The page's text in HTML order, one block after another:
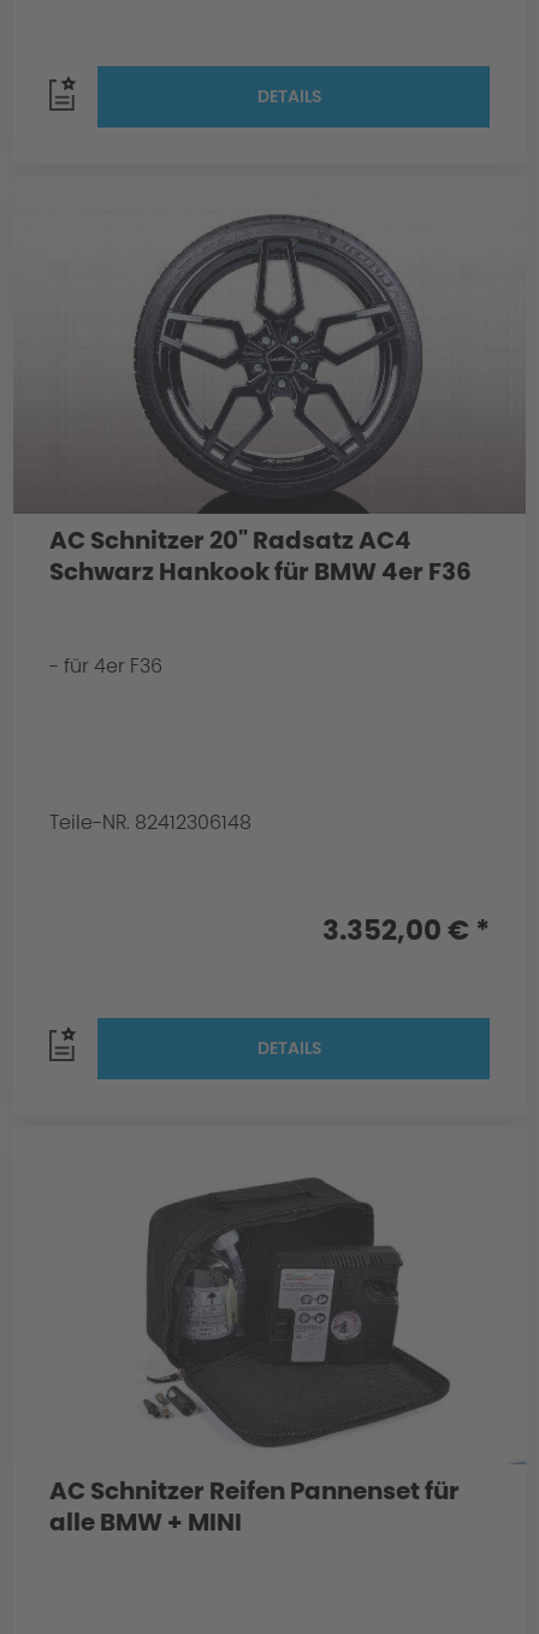
DETAILS
AC Schnitzer 20" Radsatz AC4
Schwarz Hankook für BMW 4er F36
- für 4er F36
Teile-NR. 82412306148
3.352,00 € *
DETAILS
AC Schnitzer Reifen Pannenset für
alle BMW + MINI